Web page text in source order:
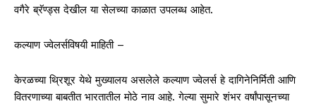
वगैरे ब्रॅण्ड्स देखील या सेलच्या काळात उपलब्ध आहेत.
कल्याण ज्वेलर्सविषयी माहिती –
केरळच्या थ्रिशूर येथे मुख्यालय असलेले कल्याण ज्वेलर्स हे दागिनेनिर्मिती आणि
वितरणाच्या बाबतीत भारतातील मोठे नाव आहे. गेल्या सुमारे शंभर वर्षांपासूनच्या